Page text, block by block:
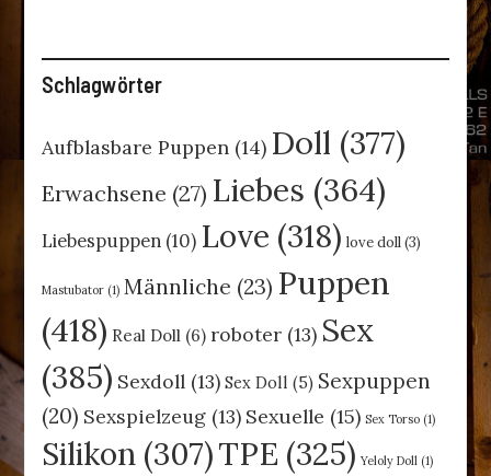
Schlagwörter
Aufblasbare Puppen (14) Doll (377)
Erwachsene (27) Liebes (364)
Liebespuppen (10) Love (318) love doll(3)
Mastubator (1) Männliche (23) Puppen
(418) Real Doll (6) roboter (13) Sex
(385) Sexdoll (13) Sex Doll (5) Sexpuppen
(20) Sexspielzeug (13) Sexuelle (15) Sex Torso (1)
Silikon (307)TPE (325) Yeloly Doll (1)